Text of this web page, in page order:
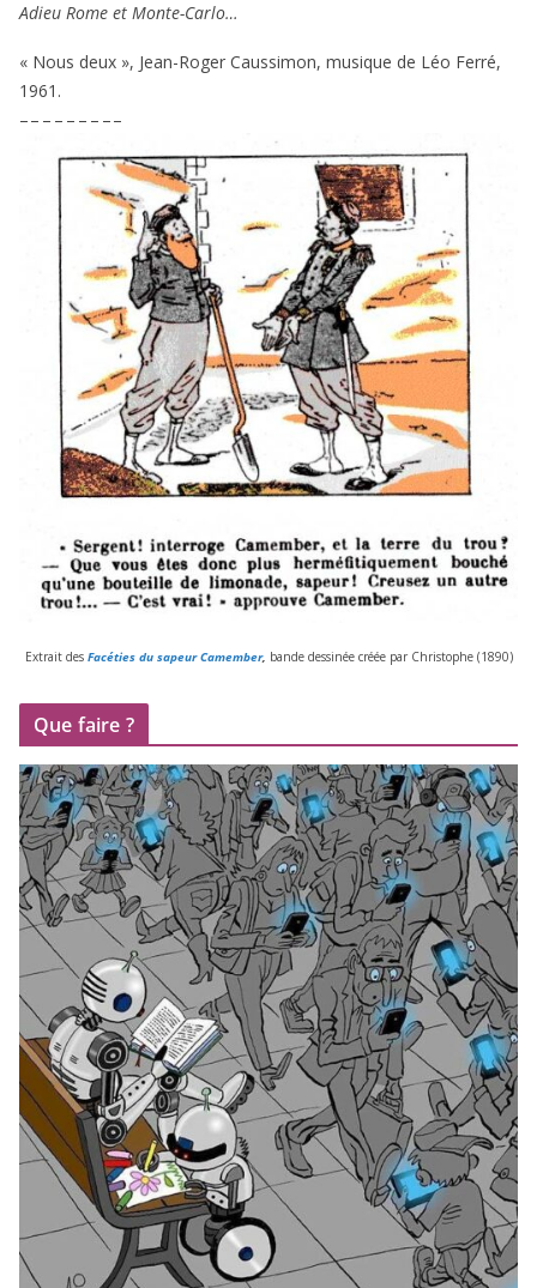
Adieu Rome et Monte-Carlo…
« Nous deux », Jean-Roger Caussimon, musique de Léo Ferré,
1961 .
– – – – – – – – –
Extrait desFacéties du sapeur Camember, bande des­si­née créée par Christophe (1890)
Que faire ?